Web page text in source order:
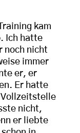
kam
Ich hatte
noch nicht
immer
er, er
Er hatte
Vollzeitstelle
nicht,
er liebte